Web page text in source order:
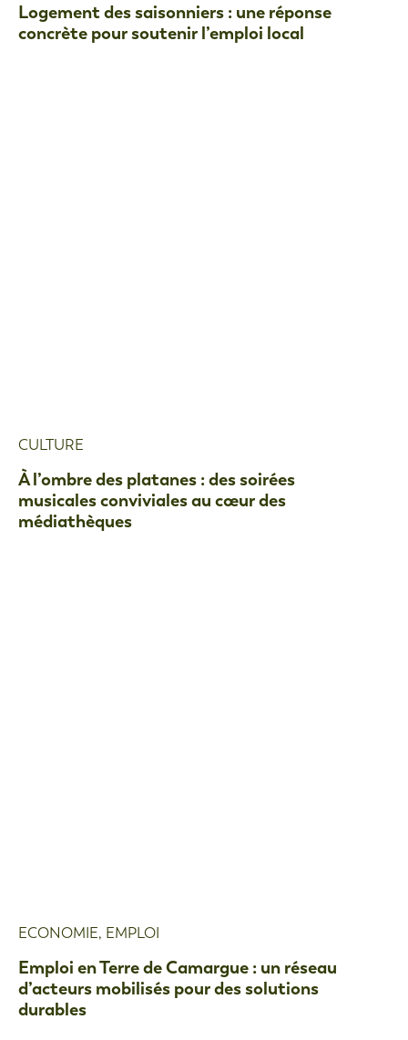
Logement des saisonniers : une réponse
concrète pour soutenir l’emploi local
CULTURE
À l’ombre des platanes : des soirées
musicales conviviales au cœur des
médiathèques
ECONOMIE, EMPLOI
Emploi en Terre de Camargue : un réseau
d’acteurs mobilisés pour des solutions
durables